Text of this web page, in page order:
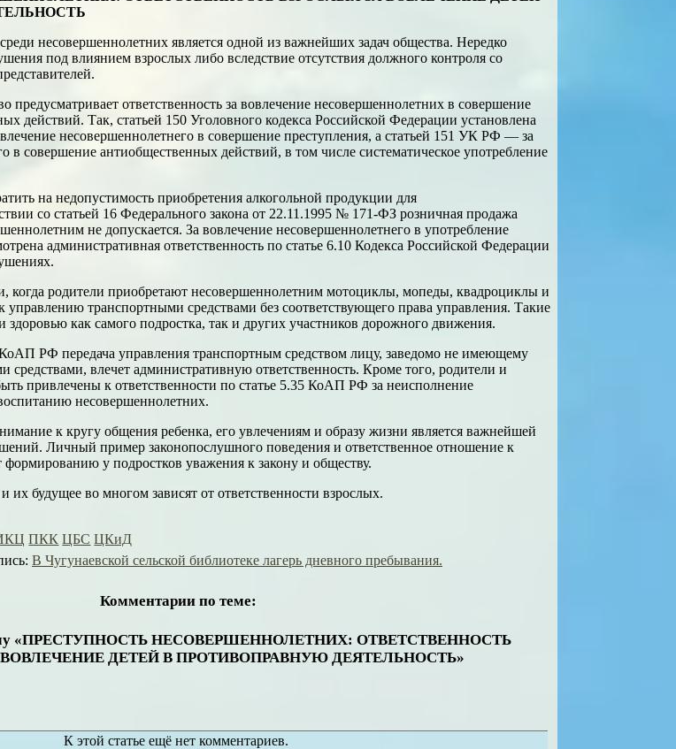
несовершеннолетних является одной из важнейших задач общества. Нередко
под влиянием взрослых либо вследствие отсутствия должного контроля со
предусматривает ответственность за вовлечение несовершеннолетних в совершение
действий. Так, статьей 150 Уголовного кодекса Российской Федерации установлена
несовершеннолетнего в совершение преступления, а статьей 151 УК РФ — за
в совершение антиобщественных действий, в том числе систематическое употребление
на недопустимость приобретения алкогольной продукции для
со статьей 16 Федерального закона от 22.11.1995 № 171-ФЗ розничная продажа
не допускается. За вовлечение несовершеннолетнего в употребление
административная ответственность по статье 6.10 Кодекса Российской Федерации
когда родители приобретают несовершеннолетним мотоциклы, мопеды, квадроциклы и
транспортными средствами без соответствующего права управления. Такие
здоровью как самого подростка, так и других участников дорожного движения.
КоАП РФ передача управления транспортным средством лицу, заведомо не имеющему
средствами, влечет административную ответственность. Кроме того, родители и
привлечены к ответственности по статье 5.35 КоАП РФ за неисполнение
несовершеннолетних.
к кругу общения ребенка, его увлечениям и образу жизни является важнейшей
Личный пример законопослушного поведения и ответственное отношение к
у подростков уважения к закону и обществу.
их будущее во многом зависят от ответственности взрослых.
ПКК ЦБС ЦКиД
В Чугунаевской сельской библиотеке лагерь дневного пребывания.
Комментарии по теме:
«ПРЕСТУПНОСТЬ НЕСОВЕРШЕННОЛЕТНИХ: ОТВЕТСТВЕННОСТЬ
ДЕТЕЙ В ПРОТИВОПРАВНУЮ ДЕЯТЕЛЬНОСТЬ»
К этой статье ещё нет комментариев.